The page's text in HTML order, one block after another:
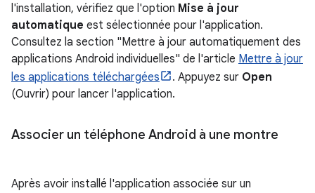
l'installation, vérifiez que l'option Mise à jour
automatique est sélectionnée pour l'application.
Consultez la section "Mettre à jour automatiquement des
applications Android individuelles" de l'article Mettre à jour
les applications téléchargées
. Appuyez sur Open
(Ouvrir) pour lancer l'application.
Associer un téléphone Android à une montre
Après avoir installé l'application associée sur un